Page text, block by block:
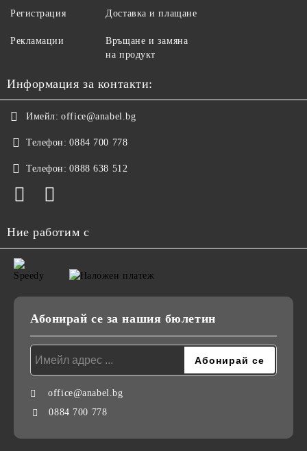
Регистрация
Рекламации
Доставка и плащане
Връщане и замяна
на продукт
Информация за контакти:
Имейл: office@anabel.bg
Телефон: 0884 700 778
Телефон: 0888 638 512
Ние работим с
Абонирай се за нашия бюлетин
office@anabel.bg
0884 700 778